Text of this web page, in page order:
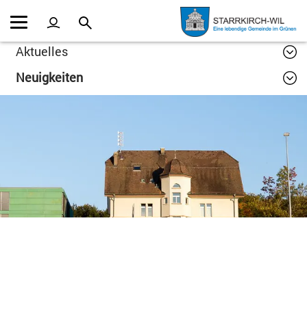
Kopfzeile
Inhalt
Aktuelles
Neuigkeiten